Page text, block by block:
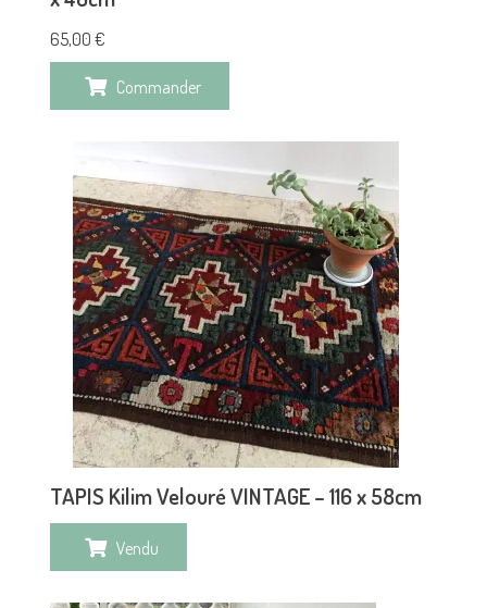
65,00 €
Commander
TAPIS Kilim Velouré VINTAGE – 116 x 58cm
Vendu